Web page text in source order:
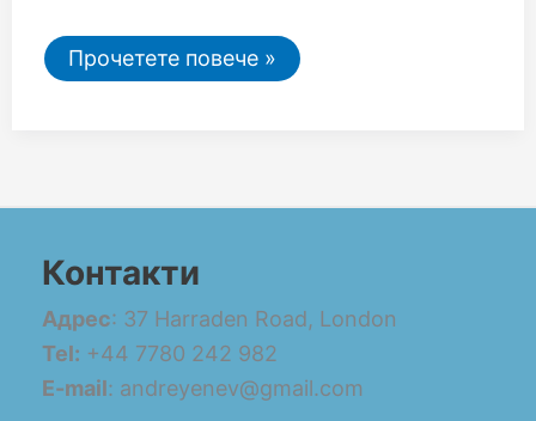
Прочетете повече »
Контакти
Адрес: 37 Harraden Road, London
Tel: +44 7780 242 982
E-mail: andreyenev@gmail.com